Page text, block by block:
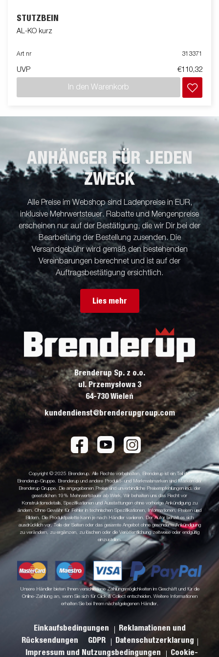
STÜTZBEIN
AL-KO kurz
Art nr 313371
UVP €110,32
In den Warenkorb
ANHÄNGER FÜR JEDEN
ZWECK
Alle Preise im Webshop sind Ladenpreise in EUR,
inklusive Mehrwertsteuer. Rabatte und Mengenpreise
erscheinen nur auf der Bestätigung, die wir Dir bei der
Bearbeitung der Bestellung zusenden. Die
Versandgebühr wird gemäß den bestehenden
Vereinbarungen berechnet und ist auf der
Auftragsbestätigung ersichtlich.
Lies mehr
Brenderup Sp. z o.o.
ul. Przemysłowa 3
64-730 Wieleń
kundendienst@brenderupgroup.com
Copyright © 2025 Brenderup. Alle Rechte vorbehalten. Brenderup ist ein Teil der
Brenderup-Gruppe. Brenderup und andere Produkt- und Merkmalsmarken sind Marken der
Brenderup Gruppe. Die angegebenen Preise sind unverbindliche Preisempfehlungen incl. der
gesetzlichen 19% Mehrwertsteuer ab Werk. Wir behalten uns das Recht vor
Konstruktionsdetails, Spezifikationen und Ausstattungen ohne vorherige Ankündigung zu
ändern. Ohne Gewähr für Fehler in technischen Spezifikationen, Informationen, Preisen und
Bildern. Die Produktpalette kann je nach Händler variieren. Der Autor behält es sich
ausdrücklich vor, Teile der Seiten oder das gesamte Angebot ohne gesonderte Ankündigung
zu verändern, zu ergänzen, zu löschen oder die Veröffentlichung zeitweise oder endgültig
einzustellen.
Unsere Händler bieten Ihnen verschiedene Zahlungsmöglichkeiten im Geschäft und für die
Online-Zahlung an, wenn Sie sich für Click & Collect entscheiden. Weitere Informationen
erhalten Sie bei Ihrem nächstgelegenen Händler.
Einkaufsbedingungen
Reklamationen und
Rücksendungen
GDPR
Datenschutzerklarung
Impressum und Nutzungsbedingungen
Cookie-